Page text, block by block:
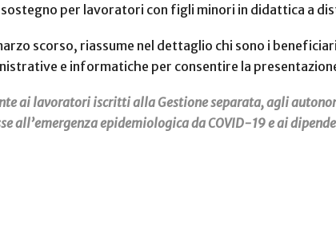
per lavoratori con figli minori in didattica a
scorso, riassume nel dettaglio chi sono i
e informatiche per consentire la
ai lavoratori iscritti alla Gestione separata, agli
all’emergenza epidemiologica da COVID-19 e ai